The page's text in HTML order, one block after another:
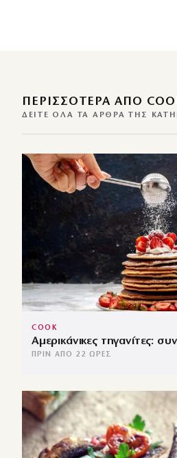
ΠΕΡΙΣΣΌΤΕΡΑ ΑΠΌ
ΔΕΊΤΕ ΌΛΑ ΤΑ ΆΡΘΡΑ ΤΗΣ
COOK
Αμερικάνικες τηγανίτες:
ΠΡΙΝ ΑΠΌ 22 ΏΡΕΣ